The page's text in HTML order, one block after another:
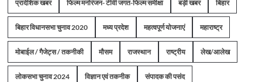
प्रादेशिक खबर फिल्म मनोरंजन- टीवी जगत-फिल्म समीक्षा बड़ी खबर बिहार
बिहार विधानसभा चुनाव 2020 मध्य प्रदेश महत्वपूर्ण योजनाएं महाराष्ट्र
मोबाईल / गैजेट्स / तकनीकी मौसम राजस्थान राष्ट्रीय लेख/आलेख
लोकसभा चुनाव 2024 विज्ञान एवं तकनीक संपादक की पसंद